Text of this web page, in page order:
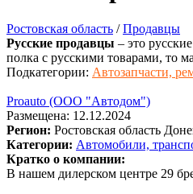
Ростовская область /Продавцы
Русские продавцы – это
полка с русскими товарами, то
Подкатегории: Автозапчасти,
Proauto (ООО "Автодом")
Размещена: 12.12.2024
Регион: Ростовская область
Категории: Автомобили,
Кратко о компании:
В нашем дилерском центре 29